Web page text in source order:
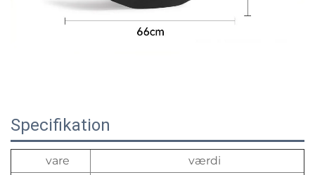
Specifikation
vare værdi